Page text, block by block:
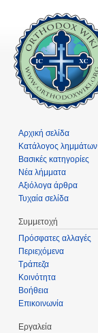
Αρχική σελίδα
Κατάλογος λημμάτων
Βασικές κατηγορίες
Νέα λήμματα
Αξιόλογα άρθρα
Τυχαία σελίδα
Συμμετοχή
Πρόσφατες αλλαγές
Περιεχόμενα
Τράπεζα
Κοινότητα
Βοήθεια
Επικοινωνία
Εργαλεία